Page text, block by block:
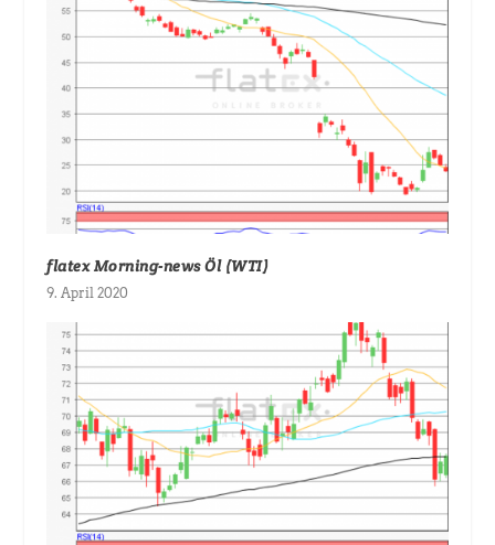
flatex Morning-news Öl (WTI)
9. April 2020